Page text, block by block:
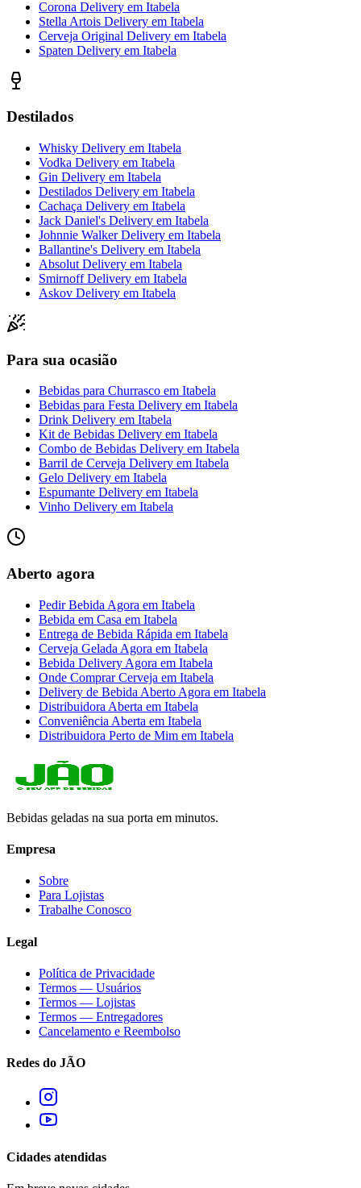
Corona Delivery em Itabela
Stella Artois Delivery em Itabela
Cerveja Original Delivery em Itabela
Spaten Delivery em Itabela
Destilados
Whisky Delivery em Itabela
Vodka Delivery em Itabela
Gin Delivery em Itabela
Destilados Delivery em Itabela
Cachaça Delivery em Itabela
Jack Daniel's Delivery em Itabela
Johnnie Walker Delivery em Itabela
Ballantine's Delivery em Itabela
Absolut Delivery em Itabela
Smirnoff Delivery em Itabela
Askov Delivery em Itabela
Para sua ocasião
Bebidas para Churrasco em Itabela
Bebidas para Festa Delivery em Itabela
Drink Delivery em Itabela
Kit de Bebidas Delivery em Itabela
Combo de Bebidas Delivery em Itabela
Barril de Cerveja Delivery em Itabela
Gelo Delivery em Itabela
Espumante Delivery em Itabela
Vinho Delivery em Itabela
Aberto agora
Pedir Bebida Agora em Itabela
Bebida em Casa em Itabela
Entrega de Bebida Rápida em Itabela
Cerveja Gelada Agora em Itabela
Bebida Delivery Agora em Itabela
Onde Comprar Cerveja em Itabela
Delivery de Bebida Aberto Agora em Itabela
Distribuidora Aberta em Itabela
Conveniência Aberta em Itabela
Distribuidora Perto de Mim em Itabela
Bebidas geladas na sua porta em minutos.
Empresa
Sobre
Para Lojistas
Trabalhe Conosco
Legal
Política de Privacidade
Termos — Usuários
Termos — Lojistas
Termos — Entregadores
Cancelamento e Reembolso
Redes do JÃO
Cidades atendidas